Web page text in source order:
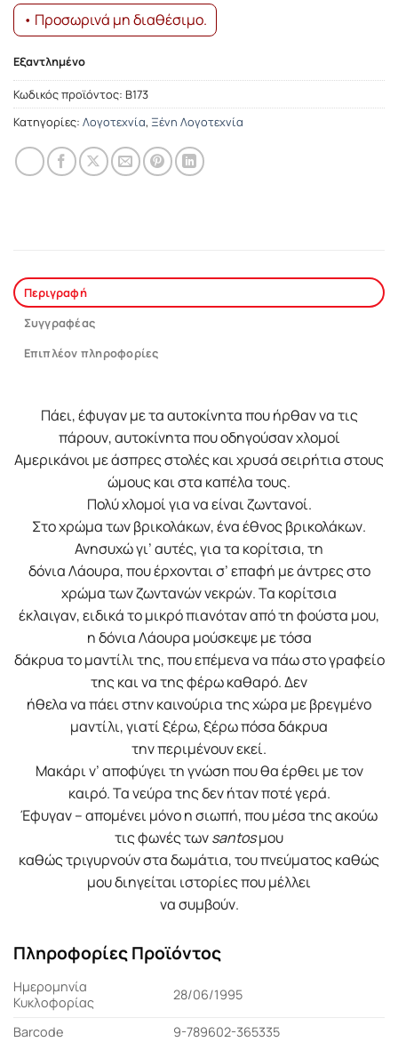
• Προσωρινά μη διαθέσιμο.
Εξαντλημένο
Κωδικός προϊόντος: Β173
Κατηγορίες: Λογοτεχνία, Ξένη Λογοτεχνία
Περιγραφή
Συγγραφέας
Επιπλέον πληροφορίες
Πάει, έφυγαν με τα αυτοκίνητα που ήρθαν να τις
πάρουν, αυτοκίνητα που οδηγούσαν χλομοί
Αμερικάνοι με άσπρες στολές και χρυσά σειρήτια στους
ώμους και στα καπέλα τους.
Πολύ χλομοί για να είναι ζωντανοί.
Στο χρώμα των βρικολάκων, ένα έθνος βρικολάκων.
Ανησυχώ γι’ αυτές, για τα κορίτσια, τη
δόνια Λάουρα, που έρχονται σ’ επαφή με άντρες στο
χρώμα των ζωντανών νεκρών. Τα κορίτσια
έκλαιγαν, ειδικά το μικρό πιανόταν από τη φούστα μου,
η δόνια Λάουρα μούσκεψε με τόσα
δάκρυα το μαντίλι της, που επέμενα να πάω στο γραφείο
της και να της φέρω καθαρό. Δεν
ήθελα να πάει στην καινούρια της χώρα με βρεγμένο
μαντίλι, γιατί ξέρω, ξέρω πόσα δάκρυα
την περιμένουν εκεί.
Μακάρι ν’ αποφύγει τη γνώση που θα έρθει με τον
καιρό. Τα νεύρα της δεν ήταν ποτέ γερά.
Έφυγαν – απομένει μόνο η σιωπή, που μέσα της ακούω
τις φωνές τωνsantosμου
καθώς τριγυρνούν στα δωμάτια, του πνεύματος καθώς
μου διηγείται ιστορίες που μέλλει
να συμβούν.
Πληροφορίες Προϊόντος
Ημερομηνία
Κυκλοφορίας
28/06/1995
Barcode 9-789602-365335